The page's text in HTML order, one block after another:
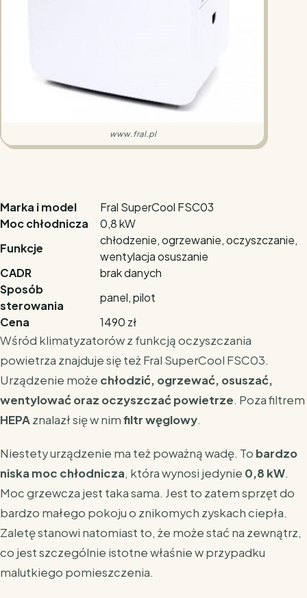
www.fral.pl
Marka i model
Fral SuperCool FSC03
Moc chłodnicza
0,8 kW
Funkcje
chłodzenie, ogrzewanie, oczyszczanie,
wentylacja osuszanie
CADR
brak danych
Sposób
sterowania
panel, pilot
Cena
1490 zł
Wśród klimatyzatorów z funkcją oczyszczania
powietrza znajduje się też Fral SuperCool FSC03.
Urządzenie może chłodzić, ogrzewać, osuszać,
wentylować oraz oczyszczać powietrze. Poza filtrem
HEPAznalazł się w nimfiltr węglowy.
Niestety urządzenie ma też poważną wadę. To bardzo
niska moc chłodnicza, która wynosi jedynie 0,8 kW.
Moc grzewcza jest taka sama. Jest to zatem sprzęt do
bardzo małego pokoju o znikomych zyskach ciepła.
Zaletę stanowi natomiast to, że może stać na zewnątrz,
co jest szczególnie istotne właśnie w przypadku
malutkiego pomieszczenia.